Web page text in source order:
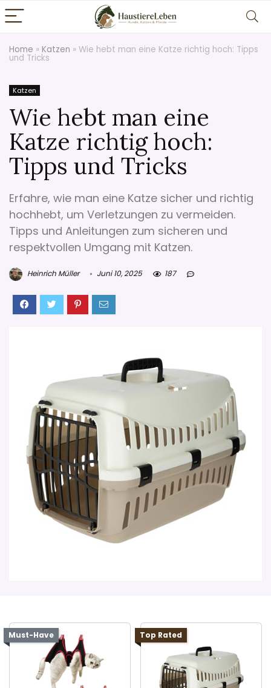
Home » Katzen » Wie hebt man eine Katze richtig hoch: Tipps
und Tricks
Katzen
Wie hebt man eine
Katze richtig hoch:
Tipps und Tricks
Erfahre, wie man eine Katze sicher und richtig
hochhebt, um Verletzungen zu vermeiden.
Tipps und Anleitungen zum sicheren und
respektvollen Umgang mit Katzen.
Heinrich Müller Juni 10, 2025 187
Must-Have Top Rated